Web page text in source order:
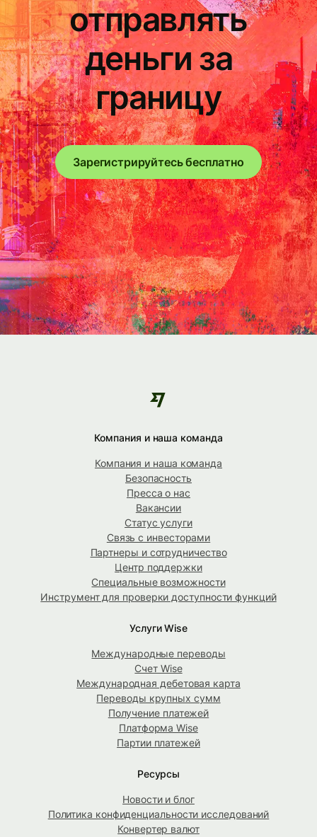
отправлять
деньги за
границу
Зарегистрируйтесь бесплатно
Компания и наша команда
Компания и наша команда
Безопасность
Пресса о нас
Вакансии
Статус услуги
Связь с инвесторами
Партнеры и сотрудничество
Центр поддержки
Специальные возможности
Инструмент для проверки доступности функций
Услуги Wise
Международные переводы
Счет Wise
Международная дебетовая карта
Переводы крупных сумм
Получение платежей
Платформа Wise
Партии платежей
Ресурсы
Новости и блог
Политика конфиденциальности исследований
Конвертер валют